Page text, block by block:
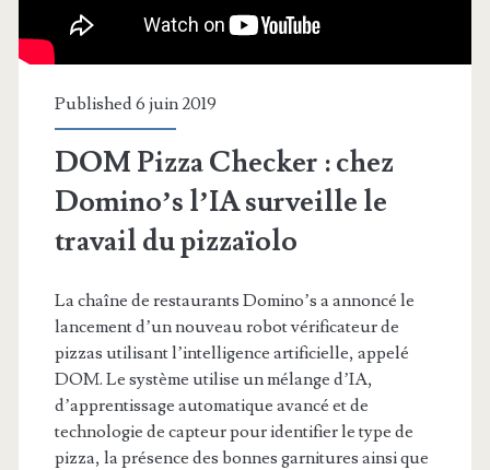
Published 6 juin 2019
DOM Pizza Checker : chez
Domino’s l’IA surveille le
travail du pizzaïolo
La chaîne de restaurants Domino’s a annoncé le
lancement d’un nouveau robot vérificateur de
pizzas utilisant l’intelligence artificielle, appelé
DOM. Le système utilise un mélange d’IA,
d’apprentissage automatique avancé et de
technologie de capteur pour identifier le type de
pizza, la présence des bonnes garnitures ainsi que